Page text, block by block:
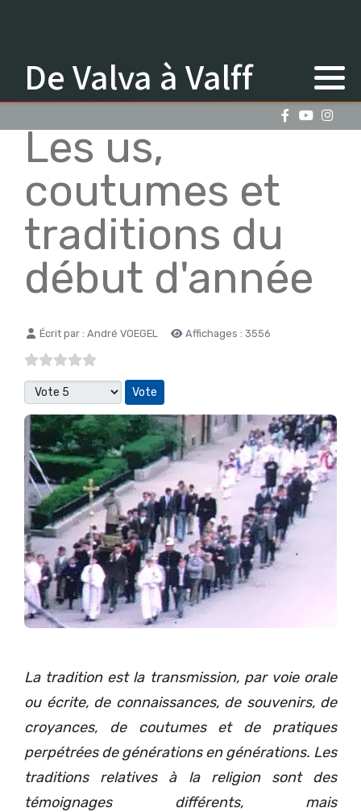
De Valva à Valff
Les us,
coutumes et
traditions du
début d'année
Détails
Écrit par : André VOEGEL Affichages : 3556
Veuillez voter
La tradition est la transmission, par voie orale
ou écrite, de connaissances, de souvenirs, de
croyances, de coutumes et de pratiques
perpétrées de générations en générations. Les
traditions relatives à la religion sont des
témoignages différents, mais